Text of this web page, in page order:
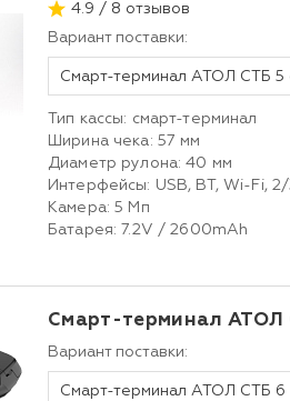
4.9 / 8 отзывов
Вариант поставки:
Тип кассы: смарт-терминал
Ширина чека: 57 мм
Диаметр рулона: 40 мм
Интерфейсы: USB, BT, Wi-Fi,
Камера: 5 Мп
Батарея: 7.2V / 2600mAh
Смарт-терминал АТОЛ
Вариант поставки: